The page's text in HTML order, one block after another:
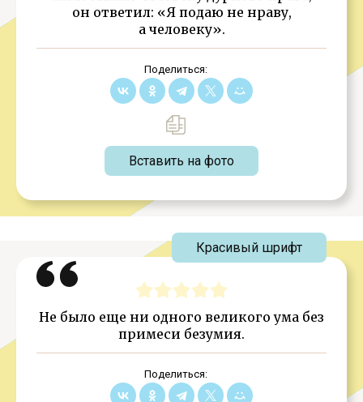
он ответил: «Я подаю не нраву,
а человеку».
Поделиться:
Вставить на фото
Не было еще ни одного великого ума без
примеси безумия.
Поделиться:
Красивый шрифт